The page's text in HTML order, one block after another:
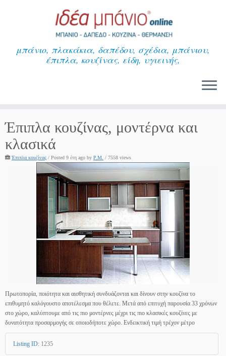
μπάνιο, πλακάκια, δαπέδου, σχέδια, μπάνιου,
έπιπλα, κουζίνας, είδη, υγιεινής,
Έπιπλα κουζίνας, μοντέρνα και
κλασικά
Έπιπλα κουζίνας / Posted 9 έτη ago by P.M. / 7558 views
Πρωτοπορία, ποιότητα και αισθητική συνδυάζονται και δίνουν στην κουζίνα το
επιθυμητό καλόγουστο αποτέλεσμα που θέλετε. Μετά από επιτυχή παρουσία 33 χρόνων
στο χώρο, καλύπτουμε από τις πιο μοντέρνες μέχρι τις πιο κλασικές κουζίνες με
δυνατότητα προσαρμογής σε οποιοδήποτε χώρο. Ενδεικτική τιμή τρέχον μέτρο
Listing ID: 1235